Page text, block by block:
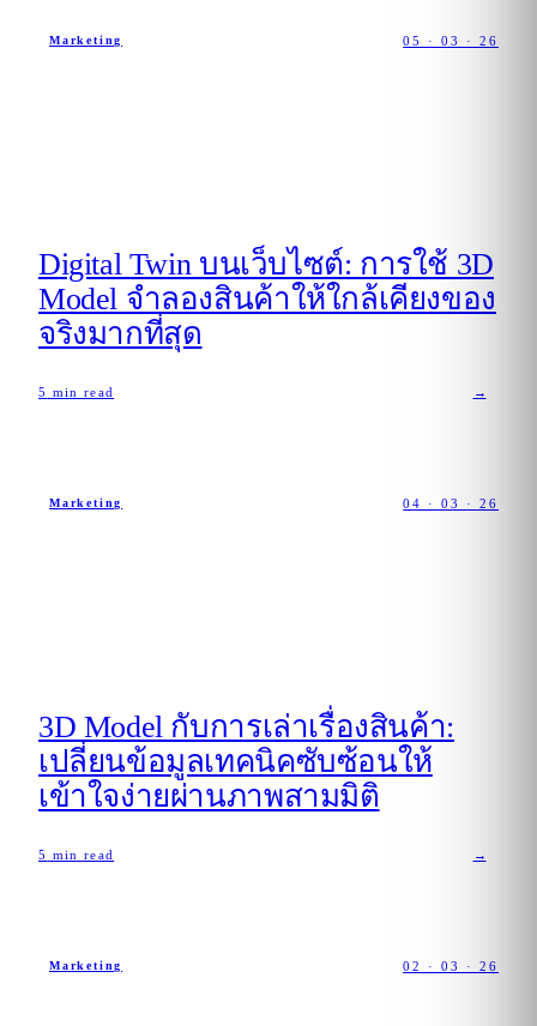
Marketing 05 · 03 · 26
Digital Twin บนเว็บไซต์: การใช้ 3D
Model จำลองสินค้าให้ใกล้เคียงของ
จริงมากที่สุด
5 min read →
Marketing 04 · 03 · 26
3D Model กับการเล่าเรื่องสินค้า:
เปลี่ยนข้อมูลเทคนิคซับซ้อนให้
เข้าใจง่ายผ่านภาพสามมิติ
5 min read →
Marketing 02 · 03 · 26